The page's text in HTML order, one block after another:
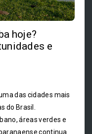
hoje?
e
das cidades mais
do Brasil.
áreas verdes e
continua